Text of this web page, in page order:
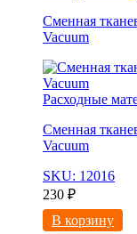
Сменная
Vacuum
Расходные
Сменная
Vacuum
SKU: 12016
230 ₽
В корзину